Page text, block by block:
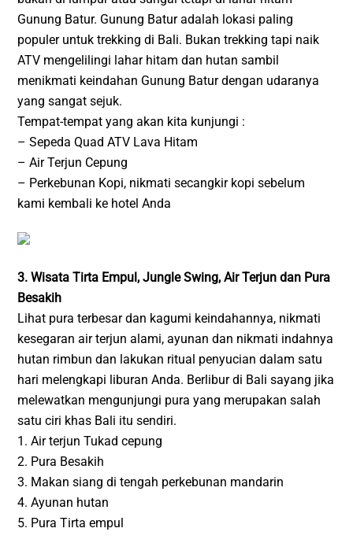
Gunung Batur. Gunung Batur adalah lokasi paling
populer untuk trekking di Bali. Bukan trekking tapi naik
ATV mengelilingi lahar hitam dan hutan sambil
menikmati keindahan Gunung Batur dengan udaranya
yang sangat sejuk.
Tempat-tempat yang akan kita kunjungi :
– Sepeda Quad ATV Lava Hitam
– Air Terjun Cepung
– Perkebunan Kopi, nikmati secangkir kopi sebelum
kami kembali ke hotel Anda
3. Wisata Tirta Empul, Jungle Swing, Air Terjun dan Pura
Besakih
Lihat pura terbesar dan kagumi keindahannya, nikmati
kesegaran air terjun alami, ayunan dan nikmati indahnya
hutan rimbun dan lakukan ritual penyucian dalam satu
hari melengkapi liburan Anda. Berlibur di Bali sayang jika
melewatkan mengunjungi pura yang merupakan salah
satu ciri khas Bali itu sendiri.
1. Air terjun Tukad cepung
2. Pura Besakih
3. Makan siang di tengah perkebunan mandarin
4. Ayunan hutan
5. Pura Tirta empul